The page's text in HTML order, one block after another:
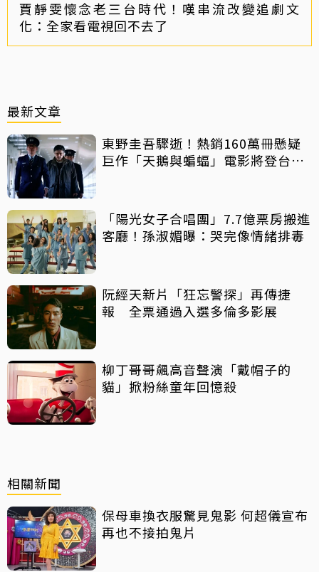
賈靜雯懷念老三台時代！嘆串流改變追劇文
化：全家看電視回不去了
最新文章
東野圭吾驟逝！熱銷160萬冊懸疑
巨作「天鵝與蝙蝠」電影將登台上
「陽光女子合唱團」7.7億票房搬進
客廳！孫淑媚曝：哭完像情緒排毒
阮經天新片「狂忘警探」再傳捷
報 全票通過入選多倫多影展
柳丁哥哥飆高音聲演「戴帽子的
貓」掀粉絲童年回憶殺
相關新聞
保母車換衣服驚見鬼影 何超儀宣布
再也不接拍鬼片